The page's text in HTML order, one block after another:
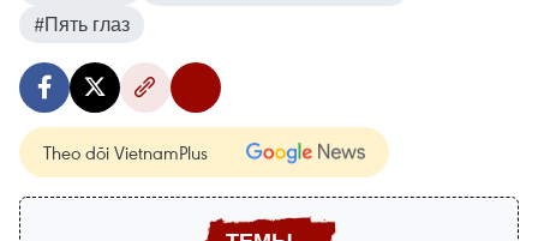
#Пять глаз
Theo dõi VietnamPlus